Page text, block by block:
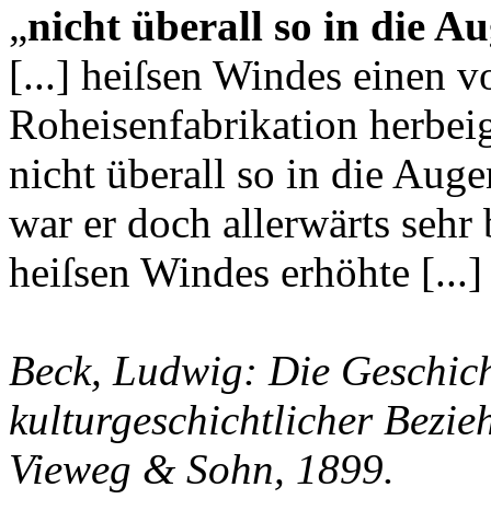
„nicht überall so in die
[...] heiſsen Windes einen
Roheisenfabrikation
nicht überall so in die
war er doch allerwärts
heiſsen Windes erhöhte [...]
Beck, Ludwig: Die
kulturgeschichtlicher
Vieweg & Sohn, 1899.